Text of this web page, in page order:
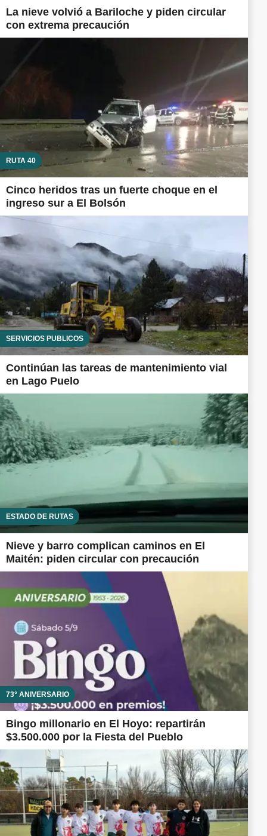
La nieve volvió a Bariloche y piden circular
con extrema precaución
RUTA 40
Cinco heridos tras un fuerte choque en el
ingreso sur a El Bolsón
SERVICIOS PÚBLICOS
Continúan las tareas de mantenimiento vial
en Lago Puelo
ESTADO DE RUTAS
Nieve y barro complican caminos en El
Maitén: piden circular con precaución
73° ANIVERSARIO
Bingo millonario en El Hoyo: repartirán
$3.500.000 por la Fiesta del Pueblo